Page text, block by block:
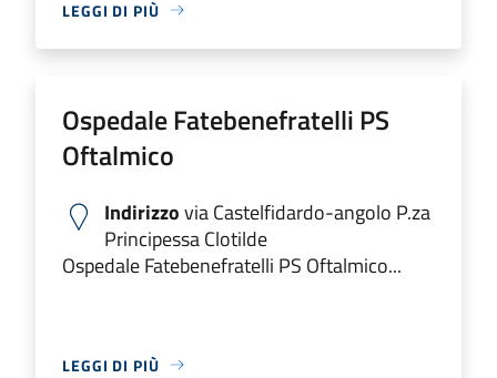
LEGGI DI PIÙ
Ospedale Fatebenefratelli PS
Oftalmico
Indirizzovia Castelfidardo-angolo P.za
Principessa Clotilde
Ospedale Fatebenefratelli PS Oftalmico...
LEGGI DI PIÙ